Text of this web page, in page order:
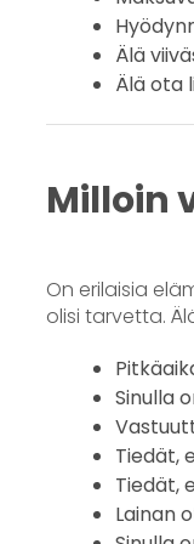
Älä
Älä ota
Milloin
On erilaisia
olisi tarvetta.
Sinulla
Tiedät,
Tiedät,
Lainan